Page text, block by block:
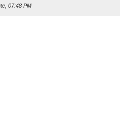
07:48 PM